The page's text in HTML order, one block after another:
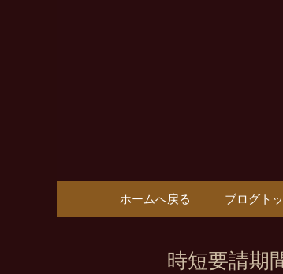
Vin樹
コンテンツへ移動
ホームへ戻る ブログト
時短要請期